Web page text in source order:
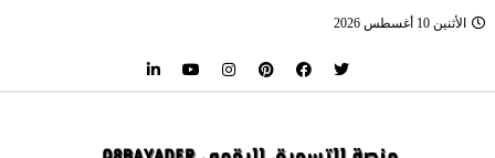
الأثنين 10 أغسطس 2026